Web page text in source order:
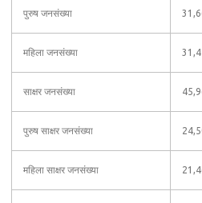
पुरुष जनसंख्या
महिला जनसंख्या
साक्षर जनसंख्या
पुरुष साक्षर जनसंख्या
महिला साक्षर जनसंख्या